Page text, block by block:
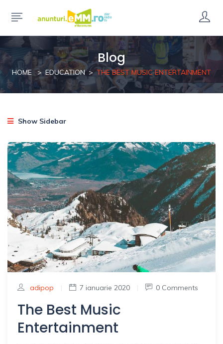
Blog
HOME EDUCATION THE BEST MUSIC ENTERTAINMENT
Show Sidebar
adipop 7 ianuarie 2020 0 Comments
The Best Music
Entertainment